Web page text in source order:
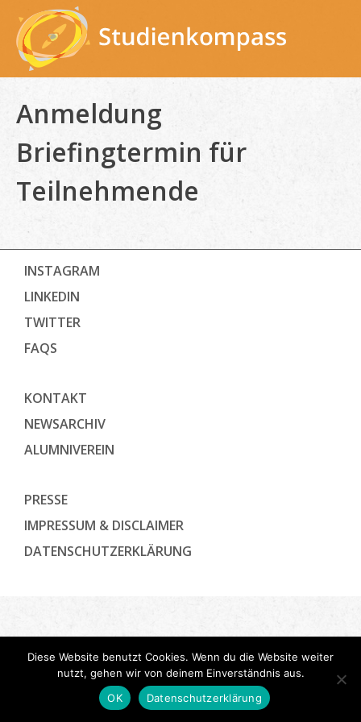
content
Anmeldung
Briefingtermin für
Teilnehmende
INSTAGRAM
LINKEDIN
TWITTER
FAQS
KONTAKT
NEWSARCHIV
ALUMNIVEREIN
PRESSE
IMPRESSUM & DISCLAIMER
DATENSCHUTZ­ERKLÄRUNG
Diese Website benutzt Cookies. Wenn du die Website weiter
nutzt, gehen wir von deinem Einverständnis aus.
OK
Datenschutzerklärung